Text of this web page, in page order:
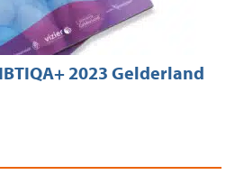
2023 Gelderland